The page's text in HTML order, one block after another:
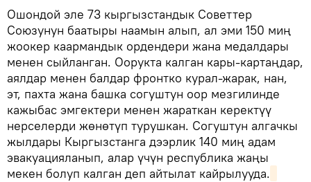
Ошондой эле 73 кыргызстандык Советтер
Союзунун баатыры наамын алып, ал эми 150 миң
жоокер каармандык ордендери жана медалдары
менен сыйланган. Оорукта калган кары-картаңдар,
аялдар менен балдар фронтко курал-жарак, нан,
эт, пахта жана башка согуштун оор мезгилинде
кажыбас эмгектери менен жараткан керектүү
нерселерди жөнөтүп турушкан. Согуштун алгачкы
жылдары Кыргызстанга дээрлик 140 миң адам
эвакуацияланып, алар үчүн республика жаңы
мекен болуп калган деп айтылат кайрылууда.